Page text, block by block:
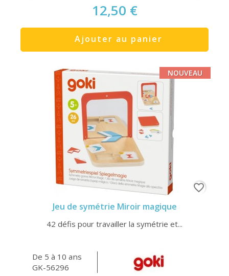
12,50 €
Ajouter au panier
Jeu de symétrie Miroir magique
42 défis pour travailler la symétrie et...
De 5 à 10 ans
GK-56296
NOUVEAU
favorite_border